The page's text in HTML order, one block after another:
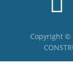
Copyright ©